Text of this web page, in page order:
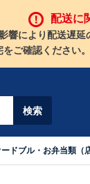
配送に
響により配送遅
ご確認くださ
ドブル・お弁当類（